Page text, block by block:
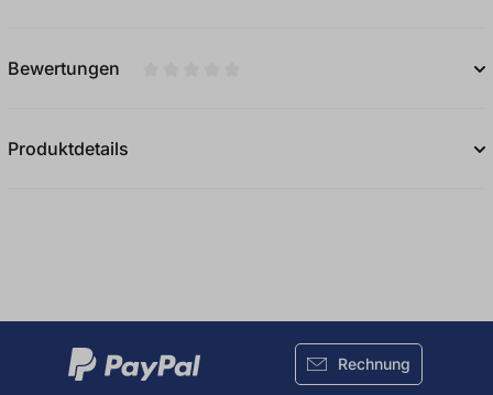
Bewertungen
Produktdetails
Rechnung